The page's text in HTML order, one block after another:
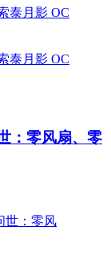
：零风扇、零